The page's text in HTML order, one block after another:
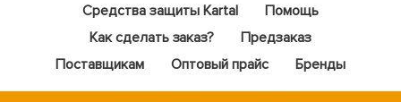
Средства защиты Kartal
Помощь
Как сделать заказ?
Предзаказ
Поставщикам
Оптовый прайс Бренды